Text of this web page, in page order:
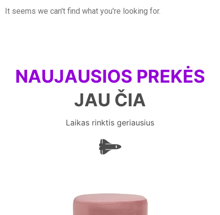
It seems we can't find what you're looking for.
NAUJAUSIOS PREKĖS
JAU ČIA
Laikas rinktis geriausius